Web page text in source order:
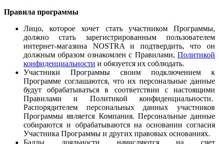
Правила программы
Лицо, которое хочет стать участником Программы,
должно стать зарегистрированным пользователем
интернет-магазина NOSTRA и подтвердить, что он
должным образом ознакомлен с Правилами, Политикой
конфиденциальности и обязуется их соблюдать.
Участники Программы своим подключением к
Программе соглашаются, что их персональные данные
будут обрабатываться в соответствии с настоящими
Правилами и Политикой конфиденциальности.
Распорядителем персональных данных участников
Программы является Компания. Персональные данные
собираются и обрабатываются на основании согласия
Участника Программы и других правовых основаниях.
Баллы лояльности начисляются на счет